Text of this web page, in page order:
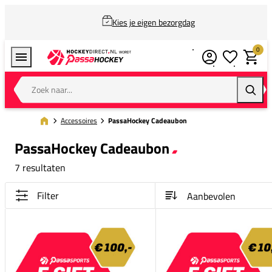
Kies je eigen bezorgdag
Zoek naar...
0
Accessoires PassaHockey Cadeaubon
PassaHockey Cadeaubon
7 resultaten
Filter